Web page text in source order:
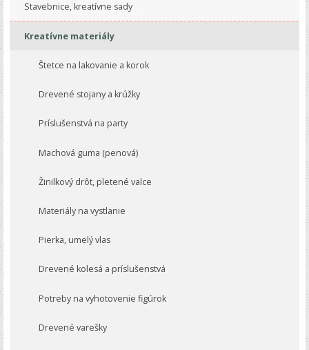
Stavebnice, kreatívne sady
Kreatívne materiály
Štetce na lakovanie a korok
Drevené stojany a krúžky
Príslušenstvá na party
Machová guma (penová)
Žinilkový drôt, pletené valce
Materiály na vystlanie
Pierka, umelý vlas
Drevené kolesá a príslušenstvá
Potreby na vyhotovenie figúrok
Drevené varešky